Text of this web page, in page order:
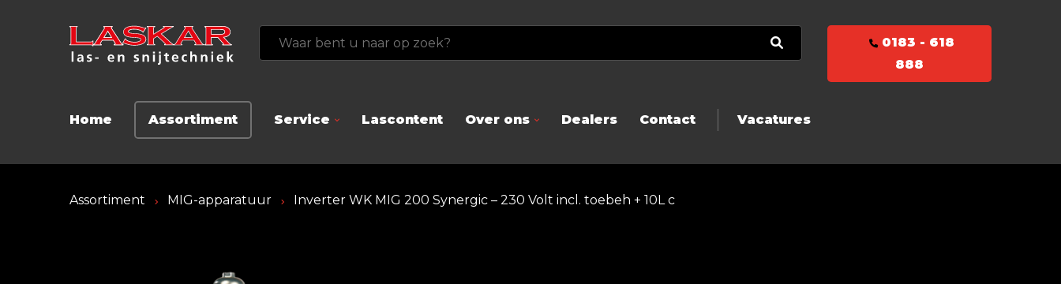
0183 - 618
888
Home Assortiment Service Lascontent Over ons Dealers Contact Vacatures
Assortiment MIG-apparatuur Inverter WK MIG 200 Synergic – 230 Volt incl. toebeh + 10L c